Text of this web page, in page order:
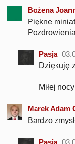
Bożena
Piękne
Pasja
Dziękuję
Miłej nocy
Marek Adam
Bardzo
Pasja